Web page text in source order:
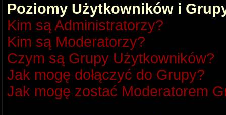
Poziomy Użytkowników i
Kim są Administratorzy?
Kim są Moderatorzy?
Czym są Grupy Użytkowników?
Jak mogę dołączyć do Grupy?
Jak mogę zostać Moderatorem